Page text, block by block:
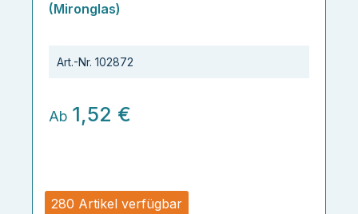
280 Artikel verfügbar
(Mironglas)
Art.-Nr. 102872
Ab 1,52 €